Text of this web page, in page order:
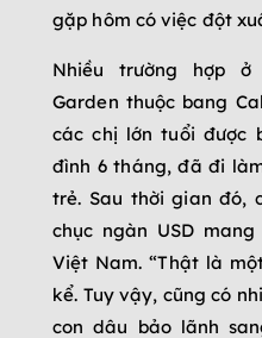
gặp hôm có việc đột
Nhiều trường hợp ở
Garden thuộc bang
các chị lớn tuổi được
đình 6 tháng, đã đi
trẻ. Sau thời gian đó,
chục ngàn USD
Việt Nam. “Thật là
kể. Tuy vậy, cũng có
con dâu bảo lãnh